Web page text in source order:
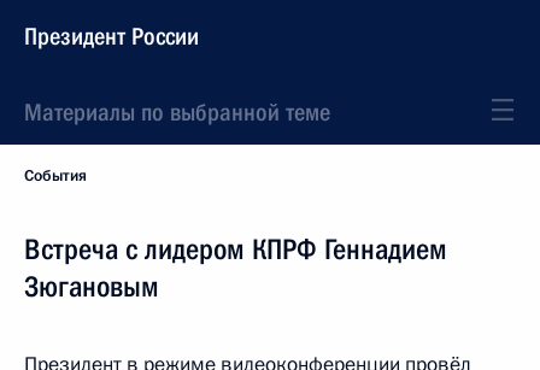
Президент России
Материалы по выбранной теме
События
Встреча с лидером КПРФ Геннадием
Зюгановым